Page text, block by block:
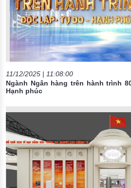
11/12/2025 | 11:08:00
Ngành Ngân hàng trên hành trình
Hạnh phúc